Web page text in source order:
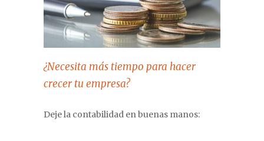
¿Necesita más tiempo para hacer
crecer tu empresa?
Deje la contabilidad en buenas manos: